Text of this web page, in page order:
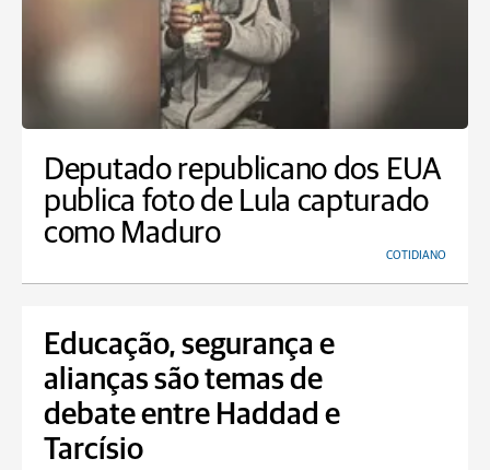
Deputado republicano dos EUA
publica foto de Lula capturado
como Maduro
COTIDIANO
Educação, segurança e
alianças são temas de
debate entre Haddad e
Tarcísio